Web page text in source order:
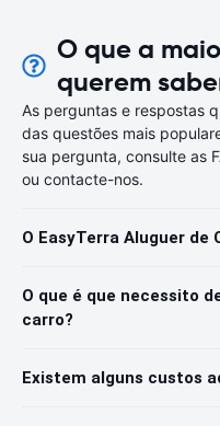
O que a
querem
As perguntas e respostas
das questões mais
sua pergunta, consulte as
ou contacte-nos.
O EasyTerra Aluguer de
O que é que necessito
carro?
Existem alguns custos